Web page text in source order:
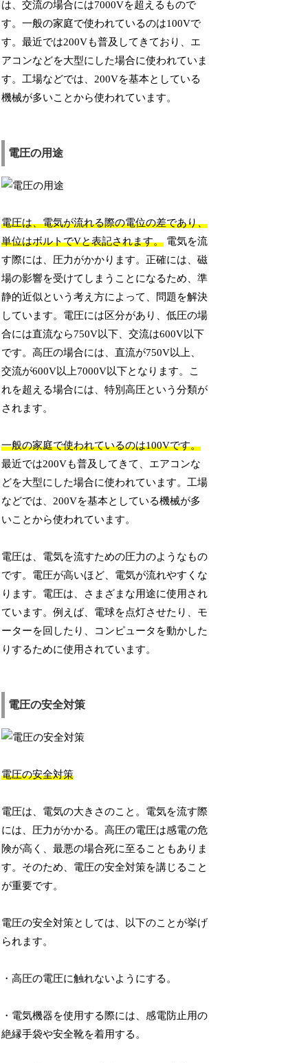
は、交流の場合には7000Vを超えるもので
す。一般の家庭で使われているのは100Vで
す。最近では200Vも普及してきており、エ
アコンなどを大型にした場合に使われていま
す。工場などでは、200Vを基本としている
機械が多いことから使われています。
電圧の用途
電圧は、電気が流れる際の電位の差であり、
単位はボルトでVと表記されます。 電気を流
す際には、圧力がかかります。正確には、磁
場の影響を受けてしまうことになるため、準
静的近似という考え方によって、問題を解決
しています。電圧には区分があり、低圧の場
合には直流なら750V以下、交流は600V以下
です。高圧の場合には、直流が750V以上、
交流が600V以上7000V以下となります。こ
れを超える場合には、特別高圧という分類が
されます。
一般の家庭で使われているのは100Vです。
最近では200Vも普及してきて、エアコンな
どを大型にした場合に使われています。工場
などでは、200Vを基本としている機械が多
いことから使われています。
電圧は、電気を流すための圧力のようなもの
です。電圧が高いほど、電気が流れやすくな
ります。電圧は、さまざまな用途に使用され
ています。例えば、電球を点灯させたり、モ
ーターを回したり、コンピュータを動かした
りするために使用されています。
電圧の安全対策
電圧の安全対策
電圧は、電気の大きさのこと。電気を流す際
には、圧力がかかる。高圧の電圧は感電の危
険が高く、最悪の場合死に至ることもありま
す。そのため、電圧の安全対策を講じること
が重要です。
電圧の安全対策としては、以下のことが挙げ
られます。
・高圧の電圧に触れないようにする。
・電気機器を使用する際には、感電防止用の
絶縁手袋や安全靴を着用する。